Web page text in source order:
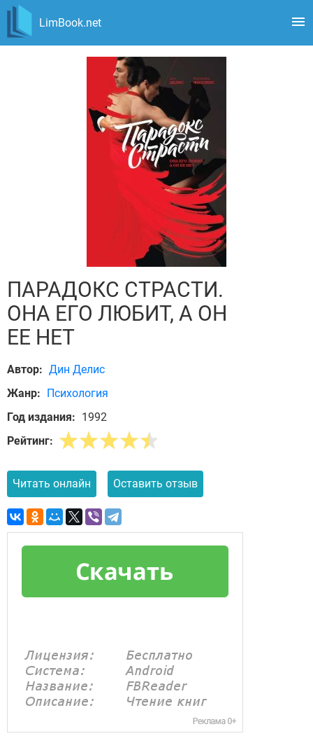
LimBook.net
ПАРАДОКС СТРАСТИ.
ОНА ЕГО ЛЮБИТ, А ОН
ЕЕ НЕТ
Автор: Дин Делис
Жанр: Психология
Год издания: 1992
Рейтинг:
Читать онлайн Оставить отзыв